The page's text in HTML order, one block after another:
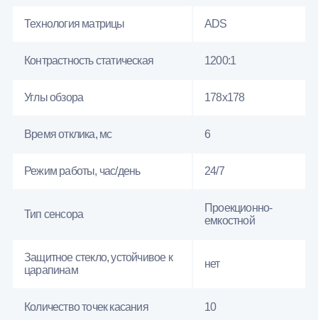
Технология матрицы ADS
Контрастность статическая 1200:1
Углы обзора 178x178
Время отклика, мс 6
Режим работы, час/день 24/7
Тип сенсора
Проекционно-
емкостной
Защитное стекло, устойчивое к
царапинам
нет
Количество точек касания 10